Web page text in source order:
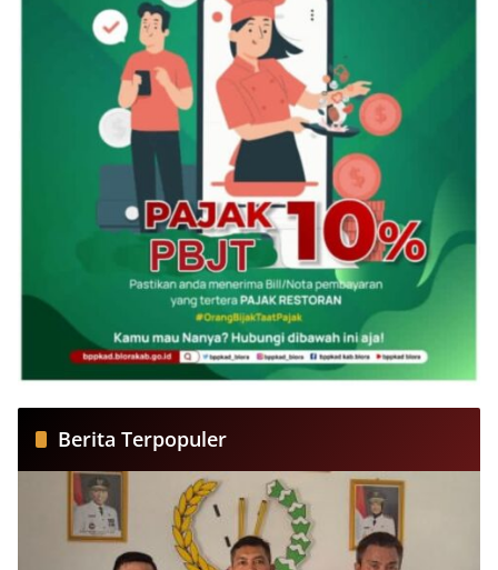
Berita Terpopuler